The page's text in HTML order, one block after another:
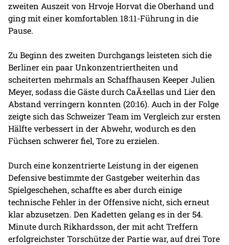
zweiten Auszeit von Hrvoje Horvat die Oberhand und
ging mit einer komfortablen 18:11-Führung in die
Pause.
Zu Beginn des zweiten Durchgangs leisteten sich die
Berliner ein paar Unkonzentriertheiten und
scheiterten mehrmals an Schaffhausen Keeper Julien
Meyer, sodass die Gäste durch CaÃ±ellas und Lier den
Abstand verringern konnten (20:16). Auch in der Folge
zeigte sich das Schweizer Team im Vergleich zur ersten
Hälfte verbessert in der Abwehr, wodurch es den
Füchsen schwerer fiel, Tore zu erzielen.
Durch eine konzentrierte Leistung in der eigenen
Defensive bestimmte der Gastgeber weiterhin das
Spielgeschehen, schaffte es aber durch einige
technische Fehler in der Offensive nicht, sich erneut
klar abzusetzen. Den Kadetten gelang es in der 54.
Minute durch Rikhardsson, der mit acht Treffern
erfolgreichster Torschütze der Partie war, auf drei Tore